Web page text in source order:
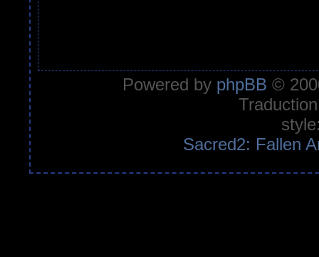
Powered by phpBB ©
Sacred2: Fallen